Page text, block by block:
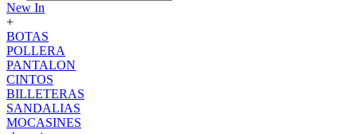
New In
+
BOTAS
POLLERA
PANTALON
CINTOS
BILLETERAS
SANDALIAS
MOCASINES